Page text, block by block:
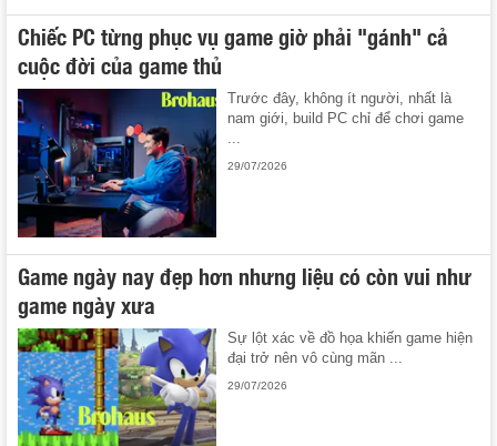
Chiếc PC từng phục vụ game giờ phải "gánh" cả
cuộc đời của game thủ
Trước đây, không ít người, nhất là
nam giới, build PC chỉ để chơi game
29/07/2026
Game ngày nay đẹp hơn nhưng liệu có còn vui như
game ngày xưa
Sự lột xác về đồ họa khiến game hiện
đại trở nên vô cùng mãn ...
29/07/2026